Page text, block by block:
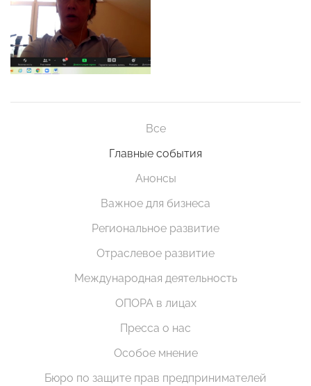
Все
Главные события
Анонсы
Важное для бизнеса
Региональное развитие
Отраслевое развитие
Международная деятельность
ОПОРА в лицах
Пресса о нас
Особое мнение
Бюро по защите прав предпринимателей